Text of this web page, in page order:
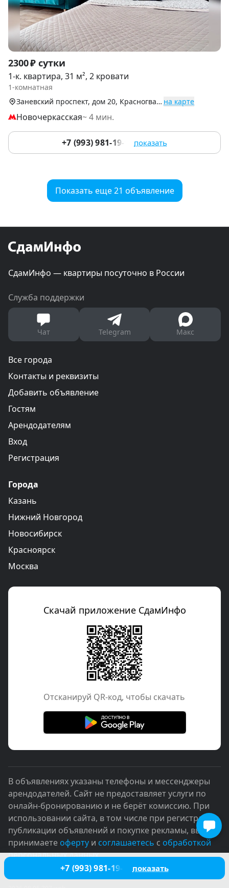
+7 (993) 981-19-91 показать
Item
1
of
2300 ₽ сутки
1-к. квартира, 31 м², 2 кровати
1-комнатная
Заневский проспект, дом 20, Красногвардейский р-н на карте
Новочеркасская~ 4 мин.
+7 (993) 981-19-91 показать
Показать еще 21 объявление
СдамИнфо — квартиры посуточно в России
Служба поддержки
Чат Telegram Макс
Все города
Контакты и реквизиты
Добавить объявление
Гостям
Арендодателям
Вход
Регистрация
Города
Казань
Нижний Новгород
Новосибирск
Красноярск
Москва
Скачай приложение СдамИнфо
Отcканируй QR-код, чтобы скачать
В объявлениях указаны телефоны и мессенджеры
арендодателей. Сайт не предоставляет услуги по
онлайн-бронированию и не берёт комиссию. При
использовании сайта, в том числе при регистрации,
публикации объявлений и покупке рекламы, вы
принимаете оферту и соглашаетесь с обработкой
персональных данных